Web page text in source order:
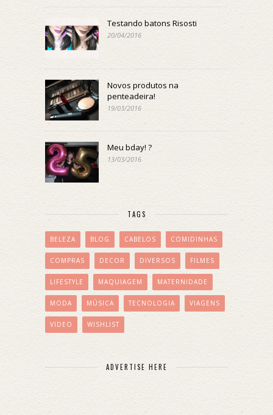
Testando batons Risosti
20/04/2016
Novos produtos na
penteadeira!
19/03/2016
Meu bday! ?
13/03/2016
TAGS
BELEZA BLOG CABELOS COMIDINHAS
COMPRAS DECOR DIVERSOS FILMES
LIFESTYLE MAQUIAGEM MATERNIDADE
MODA MÚSICA TECNOLOGIA VIAGENS
VIDEO WISHLIST
ADVERTISE HERE